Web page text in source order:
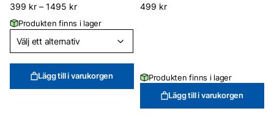
399 kr – 1495 kr
Produkten finns i lager
Lägg till i varukorgen
499 kr
Produkten finns i lager
Lägg till i varukorgen